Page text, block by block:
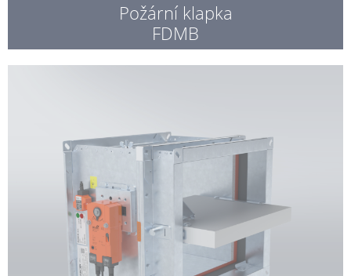
Požární klapka
FDMB